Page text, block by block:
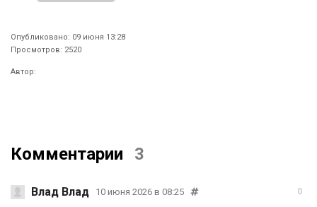
Опубликовано: 09 июня 13:28
Просмотров: 2520
Автор:
Комментарии 3
Влад Влад 10 июня 2026 в 08:25 0